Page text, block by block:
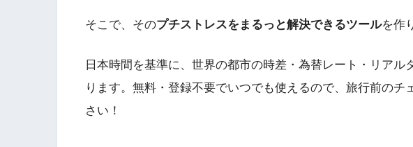
そこで、そのプチストレスをまるっと解決できるツールを作
日本時間を基準に、世界の都市の時差・為替レート・リアル
ります。無料・登録不要でいつでも使えるので、旅行前のチ
さい！